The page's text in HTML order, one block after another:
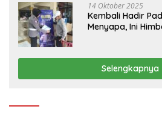
14 Oktober 2025
Kembali Hadir
Menyapa, Ini
Selengkapnya